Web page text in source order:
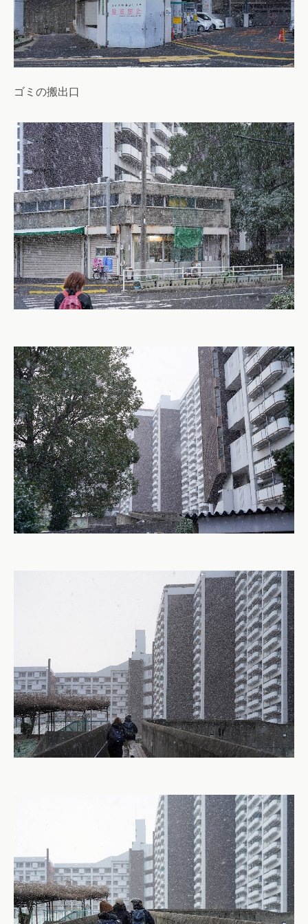
ゴミの搬出口